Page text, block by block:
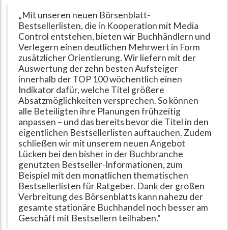
„Mit unseren neuen Börsenblatt-
Bestsellerlisten, die in Kooperation mit Media
Control entstehen, bieten wir Buchhändlern und
Verlegern einen deutlichen Mehrwert in Form
zusätzlicher Orientierung. Wir liefern mit der
Auswertung der zehn besten Aufsteiger
innerhalb der TOP 100 wöchentlich einen
Indikator dafür, welche Titel größere
Absatzmöglichkeiten versprechen. So können
alle Beteiligten ihre Planungen frühzeitig
anpassen – und das bereits bevor die Titel in den
eigentlichen Bestsellerlisten auftauchen. Zudem
schließen wir mit unserem neuen Angebot
Lücken bei den bisher in der Buchbranche
genutzten Bestseller-Informationen, zum
Beispiel mit den monatlichen thematischen
Bestsellerlisten für Ratgeber. Dank der großen
Verbreitung des Börsenblatts kann nahezu der
gesamte stationäre Buchhandel noch besser am
Geschäft mit Bestsellern teilhaben.“